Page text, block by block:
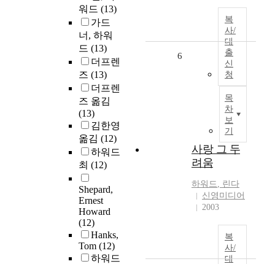
워드 (13)
가드
너, 하워
드 (13)
더프렌
즈 (13)
더프렌
즈 옮김
(13)
김한영
옮김 (12)
하워드
최 (12)
Shepard,
Ernest
Howard
(12)
Hanks,
Tom (12)
하워드
복
사/
대
출
신
청
목
차
보
기
6
사랑 그 두
려움
하워드, 린다
신영미디어
2003
복
사/
대